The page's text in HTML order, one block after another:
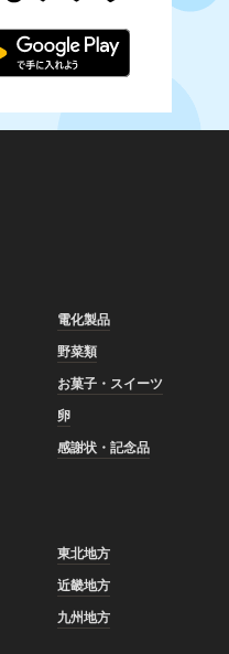
電化製品
野菜類
お菓子・スイーツ
卵
感謝状・記念品
東北地方
近畿地方
九州地方